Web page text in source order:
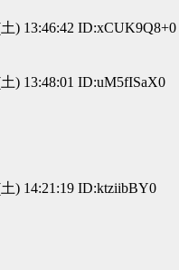
土) 13:46:42 ID:xCUK9Q8+0
土) 13:48:01 ID:uM5fISaX0
土) 14:21:19 ID:ktziibBY0